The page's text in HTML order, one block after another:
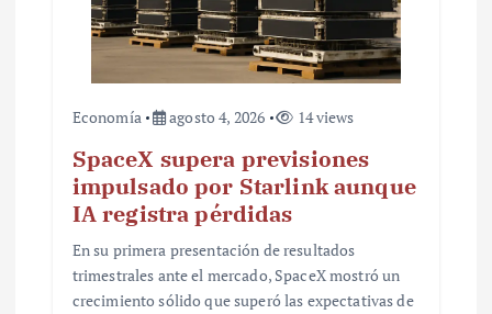
Economía agosto 4, 2026 14 views
SpaceX supera previsiones
impulsado por Starlink aunque
IA registra pérdidas
En su primera presentación de resultados
trimestrales ante el mercado, SpaceX mostró un
crecimiento sólido que superó las expectativas de